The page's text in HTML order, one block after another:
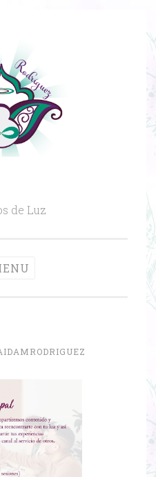
de Luz